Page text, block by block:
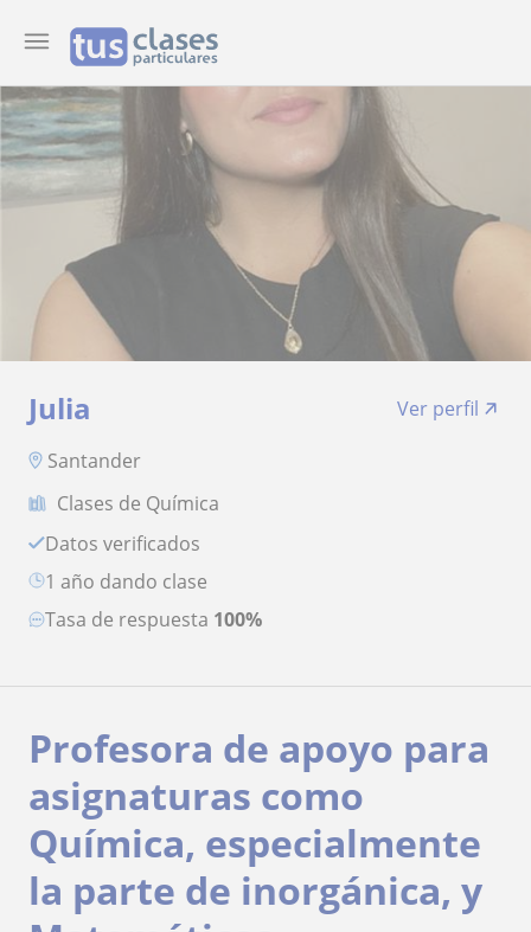
Julia
Ver perfil
Santander
Clases de Química
Datos verificados
1 año dando clase
Tasa de respuesta 100%
Profesora de apoyo para
asignaturas como
Química, especialmente
la parte de inorgánica, y